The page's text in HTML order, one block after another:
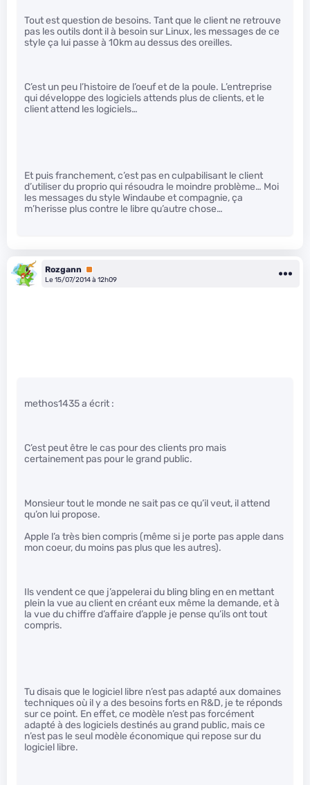
Tout est question de besoins. Tant que le client ne retrouve
pas les outils dont il à besoin sur Linux, les messages de ce
style ça lui passe à 10km au dessus des oreilles.
C’est un peu l’histoire de l’oeuf et de la poule. L’entreprise
qui développe des logiciels attends plus de clients, et le
client attend les logiciels…
Et puis franchement, c’est pas en culpabilisant le client
d’utiliser du proprio qui résoudra le moindre problème… Moi
les messages du style Windaube et compagnie, ça
m’herisse plus contre le libre qu’autre chose…
Rozgann
Premium
Le 15/07/2014 à 12h09
methos1435 a écrit :
C’est peut être le cas pour des clients pro mais
certainement pas pour le grand public.
Monsieur tout le monde ne sait pas ce qu’il veut, il attend
qu’on lui propose.
Apple l’a très bien compris (même si je porte pas apple dans
mon coeur, du moins pas plus que les autres).
Ils vendent ce que j’appelerai du bling bling en en mettant
plein la vue au client en créant eux même la demande, et à
la vue du chiffre d’affaire d’apple je pense qu’ils ont tout
compris.
Tu disais que le logiciel libre n’est pas adapté aux domaines
techniques où il y a des besoins forts en R&D, je te réponds
sur ce point. En effet, ce modèle n’est pas forcément
adapté à des logiciels destinés au grand public, mais ce
n’est pas le seul modèle économique qui repose sur du
logiciel libre.